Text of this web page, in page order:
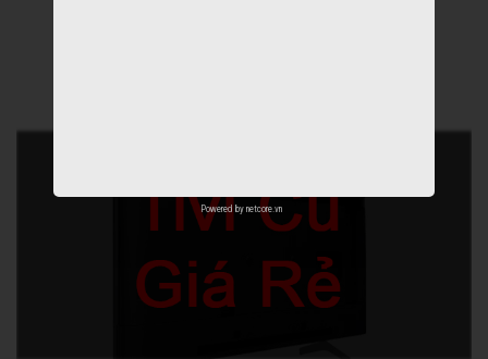
Powered by netcore.vn